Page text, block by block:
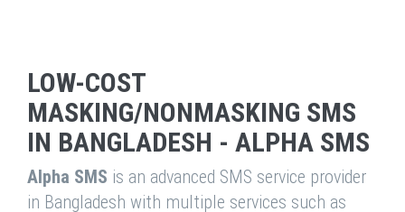
LOW-COST
MASKING/NONMASKING SMS
IN BANGLADESH - ALPHA SMS
Alpha SMS is an advanced SMS service provider
in Bangladesh with multiple services such as